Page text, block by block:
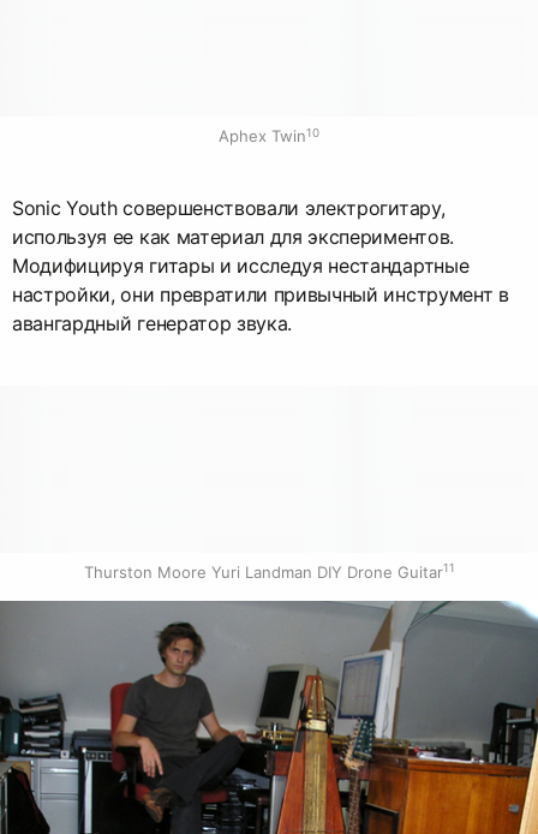
Aphex Twin10
Sonic Youth совершенствовали электрогитару,
используя ее как материал для экспериментов.
Модифицируя гитары и исследуя нестандартные
настройки, они превратили привычный инструмент в
авангардный генератор звука.
Thurston Moore Yuri Landman DIY Drone Guitar11